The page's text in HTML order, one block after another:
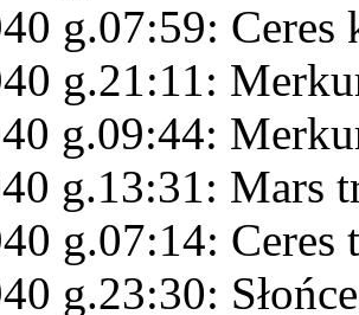
g.07:59:
g.21:11:
g.09:44:
g.13:31: Mars
g.07:14: Ceres
g.23:30: